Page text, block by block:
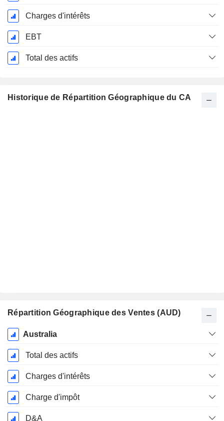
Charges d'intérêts
EBT
Total des actifs
Historique de Répartition Géographique du CA
Répartition Géographique des Ventes (AUD)
Période
Fiscale:
Juin
Australia
Total des actifs
Charges d'intérêts
Charge d'impôt
D&A